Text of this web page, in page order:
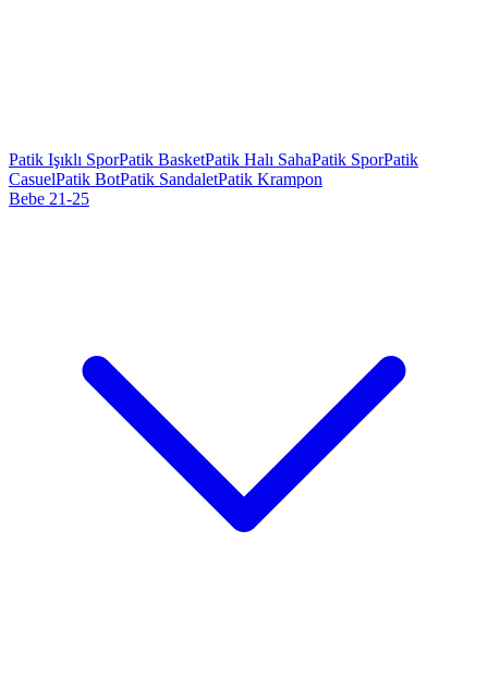
Patik Işıklı SporPatik BasketPatik Halı SahaPatik SporPatik
CasuelPatik BotPatik SandaletPatik Krampon
Bebe 21-25